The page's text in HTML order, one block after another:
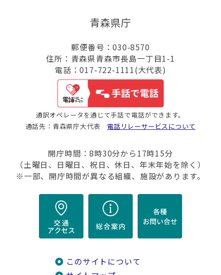
青森県庁
郵便番号：030-8570
住所：青森県青森市長島一丁目1-1
電話：017-722-1111(大代表)
通訳オペレータを通じて手話で電話ができます。
通話先：青森県庁大代表 電話リレーサービスについて
開庁時間：8時30分から17時15分
（土曜日、日曜日、祝日、休日、年末年始を除く）
※一部、開庁時間が異なる組織、施設があります。
このサイトについて